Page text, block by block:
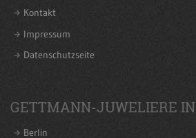
Kontakt
Impressum
Datenschutzseite
GETTMANN-JUWELIERE IN
Berlin